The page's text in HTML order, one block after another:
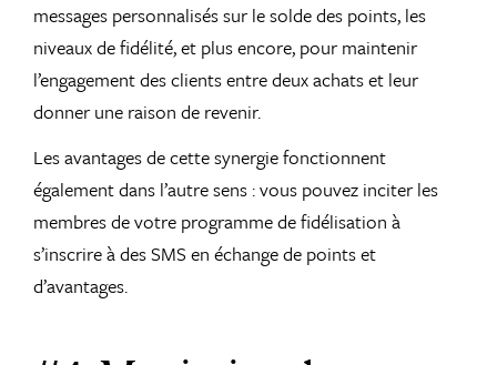
messages personnalisés sur le solde des points, les
niveaux de fidélité, et plus encore, pour maintenir
l’engagement des clients entre deux achats et leur
donner une raison de revenir.
Les avantages de cette synergie fonctionnent
également dans l’autre sens : vous pouvez inciter les
membres de votre programme de fidélisation à
s’inscrire à des SMS en échange de points et
d’avantages.